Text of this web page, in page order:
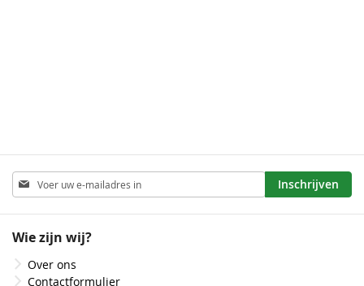
Abonneer
u
op
nieuwsbrief
Inschrijven
Wie zijn wij?
Over ons
Contactformulier